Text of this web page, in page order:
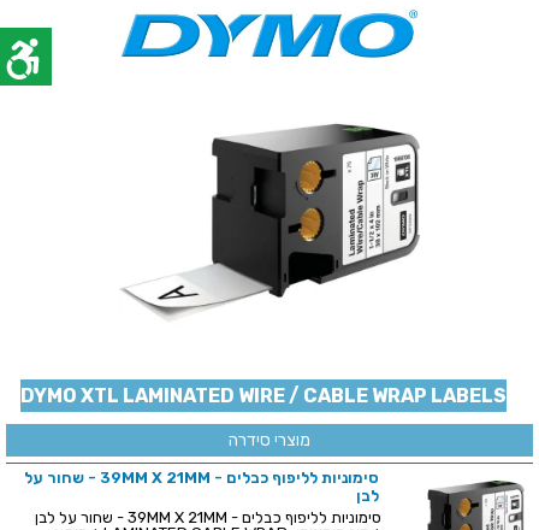
DYMO XTL LAMINATED WIRE / CABLE WRAP LABELS
מוצרי סידרה
סימוניות לליפוף כבלים - 39MM X 21MM - שחור על
לבן
סימוניות לליפוף כבלים - 39MM X 21MM - שחור על לבן